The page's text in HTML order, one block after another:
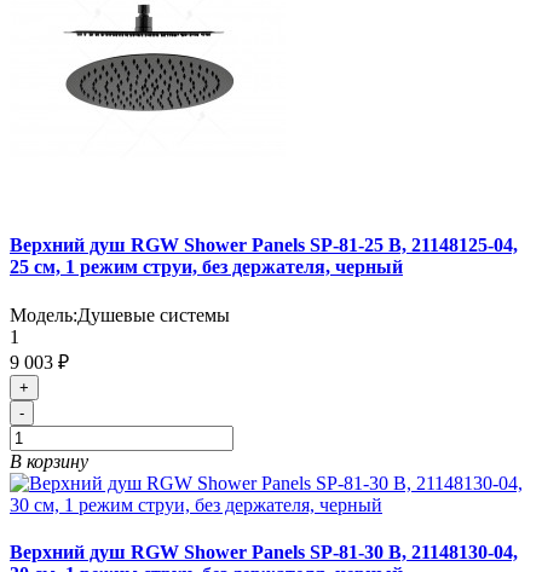
Верхний душ RGW Shower Panels SP-81-25 B, 21148125-04,
25 см, 1 режим струи, без держателя, черный
Модель:Душевые системы
1
9 003 ₽
+
-
В корзину
Верхний душ RGW Shower Panels SP-81-30 B, 21148130-04,